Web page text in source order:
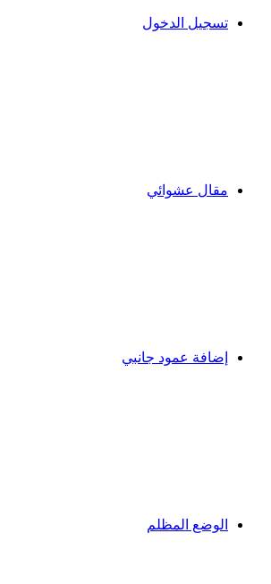
تسجيل الدخول
مقال عشوائي
إضافة عمود جانبي
الوضع المظلم